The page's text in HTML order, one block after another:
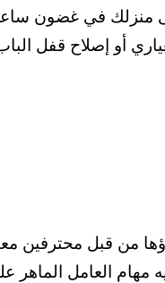
منزلك في غضون
مهام العامل